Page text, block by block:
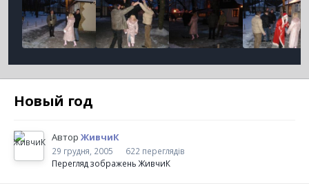
Новый год
Автор ЖивчиК
29 грудня, 2005
622 переглядів
Перегляд зображень ЖивчиК